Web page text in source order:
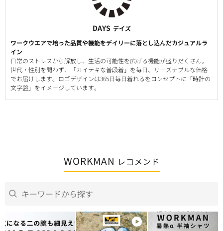
DAYS デイズ
ワークウエアで培った品質や機能をデイリーに落とし込んだカジュアルラ
イン
日常のストレスから解放し、生活の可能性を広げる機能が盛りだくさん。
世代・性別を問わず、「カイテキな普段着」を毎日、リーズナブルな価格
でお届けします。ロゴデザインは365日毎日着れるをコンセプトに「時計の
文字盤」をイメージしています。
WORKMAN レコメンド